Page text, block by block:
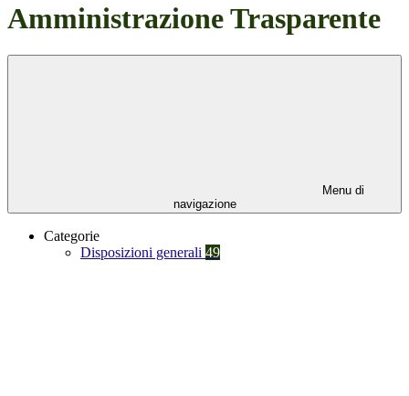
Amministrazione Trasparente
Menu di
navigazione
Categorie
Disposizioni generali 49